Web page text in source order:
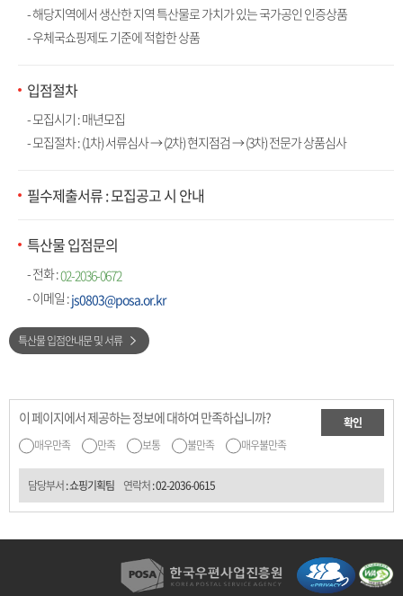
- 해당지역에서 생산한 지역 특산물로 가치가 있는 국가공인 인증상품
- 우체국쇼핑제도 기준에 적합한 상품
입점절차
- 모집시기 : 매년모집
- 모집절차 : (1차) 서류심사 → (2차) 현지점검 → (3차) 전문가 상품심사
필수제출서류 : 모집공고 시 안내
특산물 입점문의
- 전화 :02-2036-0672
- 이메일 :js0803@posa.or.kr
특산물 입점안내문 및 서류
이 페이지에서 제공하는 정보에 대하여 만족하십니까?
매우만족 만족 보통 불만족 매우불만족
확인
담당부서: 쇼핑기획팀 연락처:02-2036-0615